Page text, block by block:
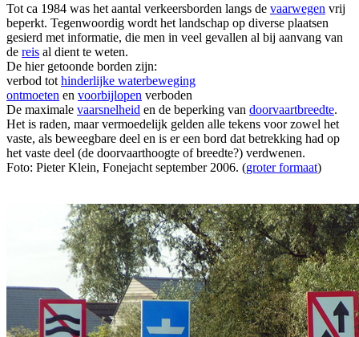
Tot ca 1984 was het aantal verkeersborden langs de vaarwegen vrij
beperkt. Tegenwoordig wordt het landschap op diverse plaatsen
gesierd met informatie, die men in veel gevallen al bij aanvang van
de reis al dient te weten.
De hier getoonde borden zijn:
verbod tot hinderlijke waterbeweging
ontmoeten en voorbijlopen verboden
De maximale vaarsnelheid en de beperking van doorvaartbreedte.
Het is raden, maar vermoedelijk gelden alle tekens voor zowel het
vaste, als beweegbare deel en is er een bord dat betrekking had op
het vaste deel (de doorvaarthoogte of breedte?) verdwenen.
Foto: Pieter Klein, Fonejacht september 2006. (groter formaat)